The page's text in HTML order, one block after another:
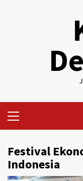
Menu
Festival
Indonesia